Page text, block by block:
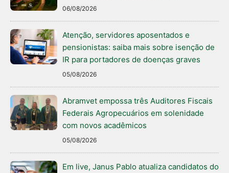
06/08/2026
Atenção, servidores aposentados e
pensionistas: saiba mais sobre isenção de
IR para portadores de doenças graves
05/08/2026
Abramvet empossa três Auditores Fiscais
Federais Agropecuários em solenidade
com novos acadêmicos
05/08/2026
Em live, Janus Pablo atualiza candidatos do